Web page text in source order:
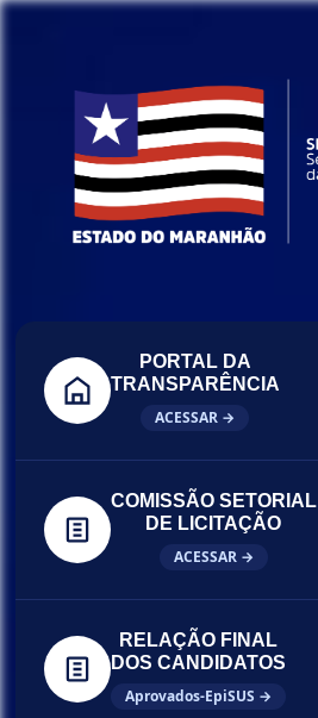
PORTAL DA
TRANSPARÊNCIA
ACESSAR →
COMISSÃO SETORIAL
DE LICITAÇÃO
ACESSAR →
RELAÇÃO FINAL
DOS CANDIDATOS
Aprovados-EpiSUS →